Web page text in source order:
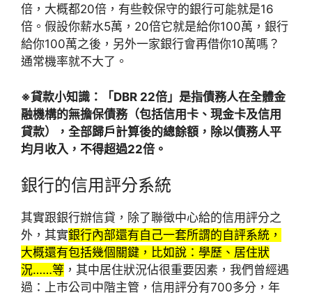
倍，大概都20倍，有些較保守的銀行可能就是16
倍。假設你薪水5萬，20倍它就是給你100萬，銀行
給你100萬之後，另外一家銀行會再借你10萬嗎？
通常機率就不大了。
※貸款小知識：
「DBR 22倍」是指債務人在全體金
融機構的無擔保債務（包括信用卡、現金卡及信用
貸款），全部歸戶計算後的總餘額，除以債務人平
均月收入，不得超過22倍。
銀行的信用評分系統
其實跟銀行辦信貸，除了聯徵中心給的信用評分之
外，其實銀行內部還有自己一套所謂的自評系統，
大概還有包括幾個關鍵，比如說：學歷、居住狀
況……等 ，其中居住狀況佔很重要因素，我們曾經遇
過：上市公司中階主管，信用評分有700多分，年